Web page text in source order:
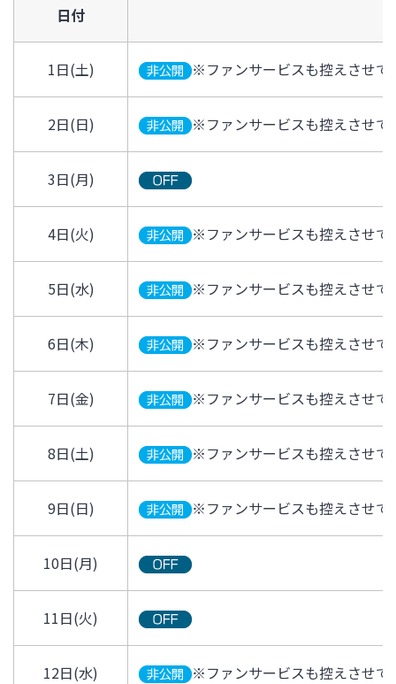
日付
1日(土) ※ファンサービスも控えさせて
2日(日) ※ファンサービスも控えさせて
3日(月)
4日(火) ※ファンサービスも控えさせて
5日(水) ※ファンサービスも控えさせて
6日(木) ※ファンサービスも控えさせて
7日(金) ※ファンサービスも控えさせて
8日(土) ※ファンサービスも控えさせて
9日(日) ※ファンサービスも控えさせて
10日(月)
11日(火)
12日(水) ※ファンサービスも控えさせて